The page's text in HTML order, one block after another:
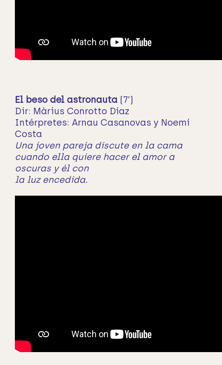
El beso del astronauta (7’)
Dir: Màrius Conrotto Díaz
Intérpretes: Arnau Casanovas y Noemí
Costa
Una joven pareja discute en la cama
cuando ella quiere hacer el amor a
oscuras y él con
la luz encedida.